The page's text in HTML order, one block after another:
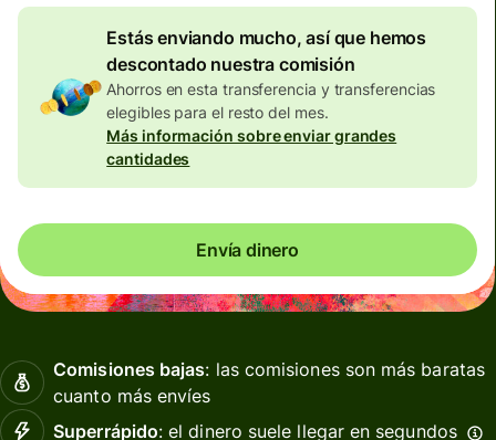
Estás enviando mucho, así que hemos
descontado nuestra comisión
Ahorros en esta transferencia y transferencias
elegibles para el resto del mes.
Más información sobre enviar grandes
cantidades
Envía dinero
Comisiones bajas: las comisiones son más baratas
cuanto más envíes
Superrápido: el dinero suele llegar en segundos